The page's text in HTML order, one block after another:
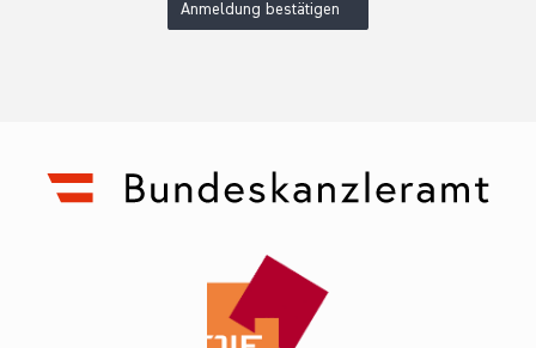
Anmeldung bestätigen